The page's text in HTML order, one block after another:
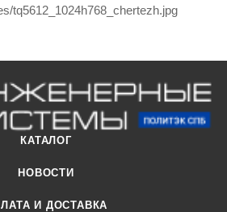
tq5612_1024h768_chertezh.jpg
КАТАЛОГ
НОВОСТИ
И ДОСТАВКА